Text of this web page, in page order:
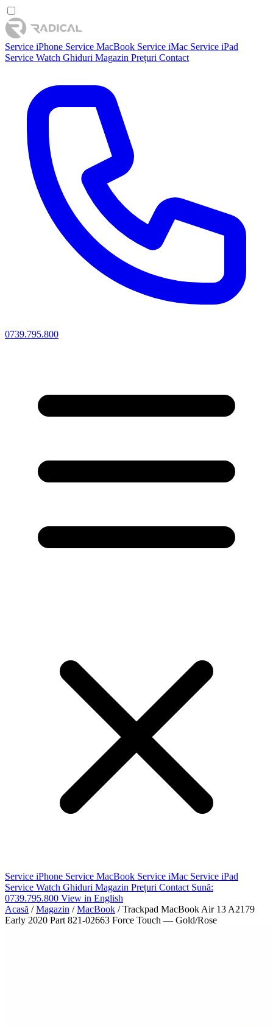
Service iPhone Service MacBook Service iMac Service iPad
Service Watch Ghiduri Magazin Prețuri Contact
0739.795.800
Service iPhone Service MacBook Service iMac Service iPad
Service Watch Ghiduri Magazin Prețuri Contact Sună:
0739.795.800 View in English
Acasă / Magazin / MacBook / Trackpad MacBook Air 13 A2179
Early 2020 Part 821-02663 Force Touch — Gold/Rose